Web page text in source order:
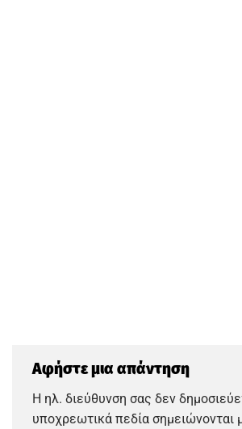
Αφήστε μια απάντηση
Η ηλ. διεύθυνση σας δεν
υποχρεωτικά πεδία σημειώνονται